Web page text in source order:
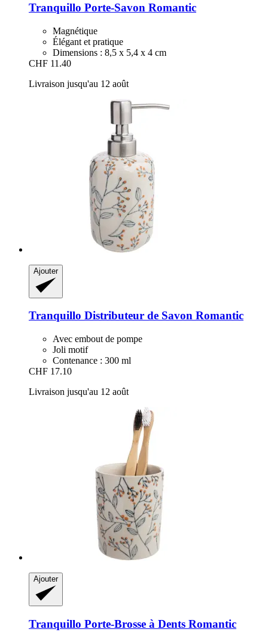
Tranquillo Porte-​Savon Romantic
Magnétique
Élégant et pratique
Dimensions : 8,5 x 5,4 x 4 cm
CHF 11.40
Livraison jusqu'au 12 août
Ajouter
Tranquillo Distributeur de Savon Romantic
Avec embout de pompe
Joli motif
Contenance : 300 ml
CHF 17.10
Livraison jusqu'au 12 août
Ajouter
Tranquillo Porte-​Brosse à Dents Romantic